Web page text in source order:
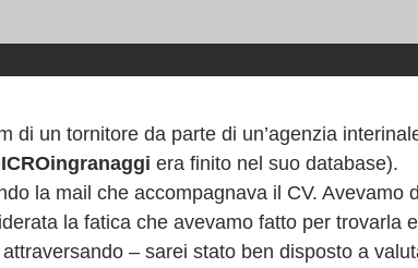
di un tornitore da parte di un’agenzia
era finito nel suo database).
la mail che accompagnava il CV. Avevamo
la fatica che avevamo fatto per trovarla
– sarei stato ben disposto a